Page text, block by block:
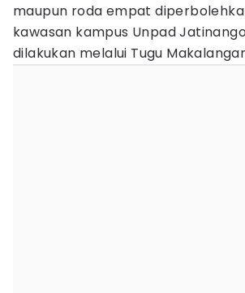
maupun roda empat
kawasan kampus Unpad
dilakukan melalui Tugu